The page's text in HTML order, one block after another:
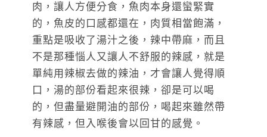
肉，讓人方便分食，魚肉本身還蠻緊實
的，魚皮的口感都還在，肉質相當飽滿，
重點是吸收了湯汁之後，辣中帶麻，而且
不是那種惱人又讓人不舒服的辣感，就是
單純用辣椒去做的辣油，才會讓人覺得順
口，湯的部份看起來很辣，卻是可以喝
的，但盡量避開油的部份，喝起來雖然帶
有辣感，但入喉後會以回甘的感覺。